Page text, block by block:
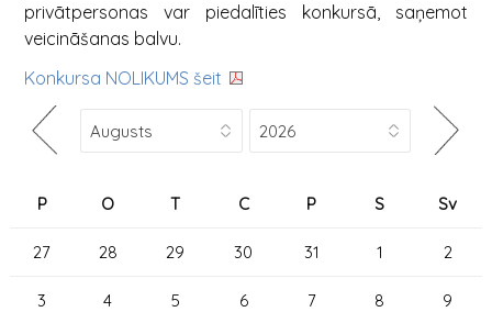
privātpersonas var piedalīties konkursā, saņemot
veicināšanas balvu.
Konkursa NOLIKUMS šeit
P O T C P S Sv
27 28 29 30 31 1 2
3 4 5 6 7 8 9